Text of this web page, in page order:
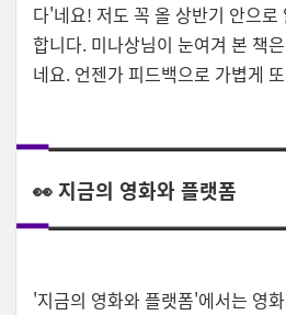
다'네요! 저도 꼭 올 상반기 안으로
합니다. 미나상님이 눈여겨 본 책
네요. 언젠가 피드백으로 가볍게
👀 지금의 영화와 플랫폼
'지금의 영화와 플랫폼'에서는 영